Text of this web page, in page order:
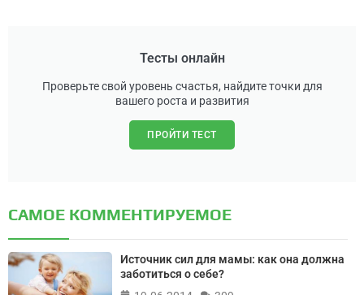
Тесты онлайн
Проверьте свой уровень счастья, найдите точки для
вашего роста и развития
ПРОЙТИ ТЕСТ
САМОЕ КОММЕНТИРУЕМОЕ
Источник сил для мамы: как она должна
заботиться о себе?